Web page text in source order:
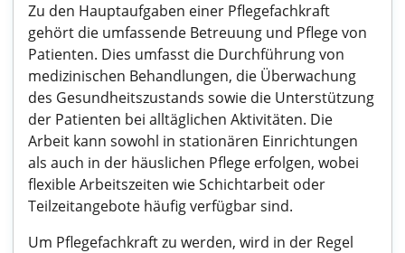
Zu den Hauptaufgaben einer Pflegefachkraft
gehört die umfassende Betreuung und Pflege von
Patienten. Dies umfasst die Durchführung von
medizinischen Behandlungen, die Überwachung
des Gesundheitszustands sowie die Unterstützung
der Patienten bei alltäglichen Aktivitäten. Die
Arbeit kann sowohl in stationären Einrichtungen
als auch in der häuslichen Pflege erfolgen, wobei
flexible Arbeitszeiten wie Schichtarbeit oder
Teilzeitangebote häufig verfügbar sind.
Um Pflegefachkraft zu werden, wird in der Regel